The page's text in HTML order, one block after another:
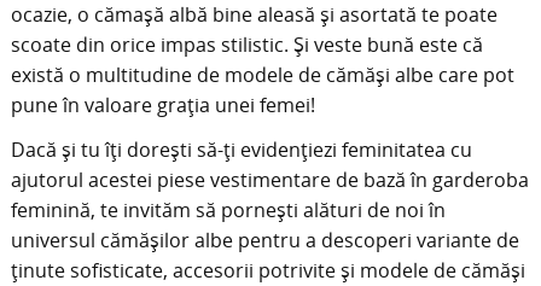
ocazie, o cămașă albă bine aleasă și asortată te poate
scoate din orice impas stilistic. Și veste bună este că
există o multitudine de modele de cămăși albe care pot
pune în valoare grația unei femei!
Dacă și tu îți dorești să-ți evidențiezi feminitatea cu
ajutorul acestei piese vestimentare de bază în garderoba
feminină, te invităm să pornești alături de noi în
universul cămășilor albe pentru a descoperi variante de
ținute sofisticate, accesorii potrivite și modele de cămăși